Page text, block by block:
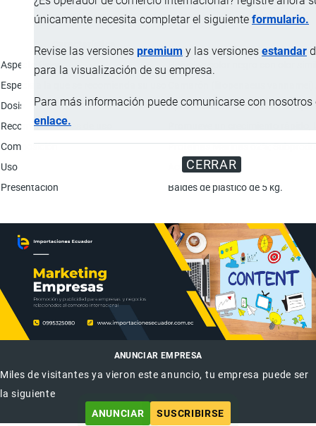
únicamente necesita completar el siguiente formulario.
Revise las versiones premium y las versiones estandar
para la visualización de su empresa.
Para más información puede comunicarse con nosotros
enlace.
CERRAR
Característica
Aspecto físico
Especie a la que se recomienda su uso
Dosis
Aplicar directamente a los
Recomendaciones de uso
Composición
Proteínas Marinas 62%;
Uso
Acuicultura.
Presentación
Baldes de plástico de 5 kg.
ANUNCIAR EMPRESA
Miles de visitantes ya vieron este anuncio, tu empresa puede ser
la siguiente
ANUNCIAR
SUSCRIBIRSE